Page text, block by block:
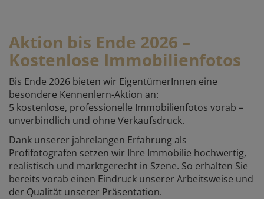
Aktion bis Ende 2026 –
Kostenlose Immobilienfotos
Bis Ende 2026 bieten wir EigentümerInnen eine
besondere Kennenlern-Aktion an:
5 kostenlose, professionelle Immobilienfotos vorab –
unverbindlich und ohne Verkaufsdruck.
Dank unserer jahrelangen Erfahrung als
Profifotografen setzen wir Ihre Immobilie hochwertig,
realistisch und marktgerecht in Szene. So erhalten Sie
bereits vorab einen Eindruck unserer Arbeitsweise und
der Qualität unserer Präsentation.